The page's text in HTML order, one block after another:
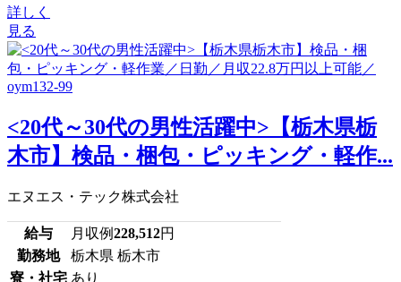
詳しく
見る
<20代～30代の男性活躍中>【栃木県栃
木市】検品・梱包・ピッキング・軽作...
エヌエス・テック株式会社
給与 月収例228,512円
勤務地
栃木県 栃木市
寮・社宅 あり